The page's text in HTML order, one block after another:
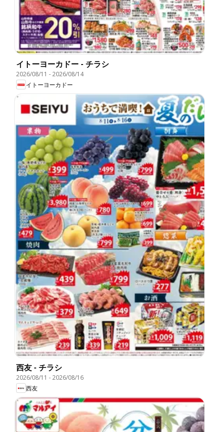
イトーヨーカドー - チラシ
2026/08/11 -2026/08/14
イトーヨーカドー
西友 - チラシ
2026/08/11 -2026/08/16
西友